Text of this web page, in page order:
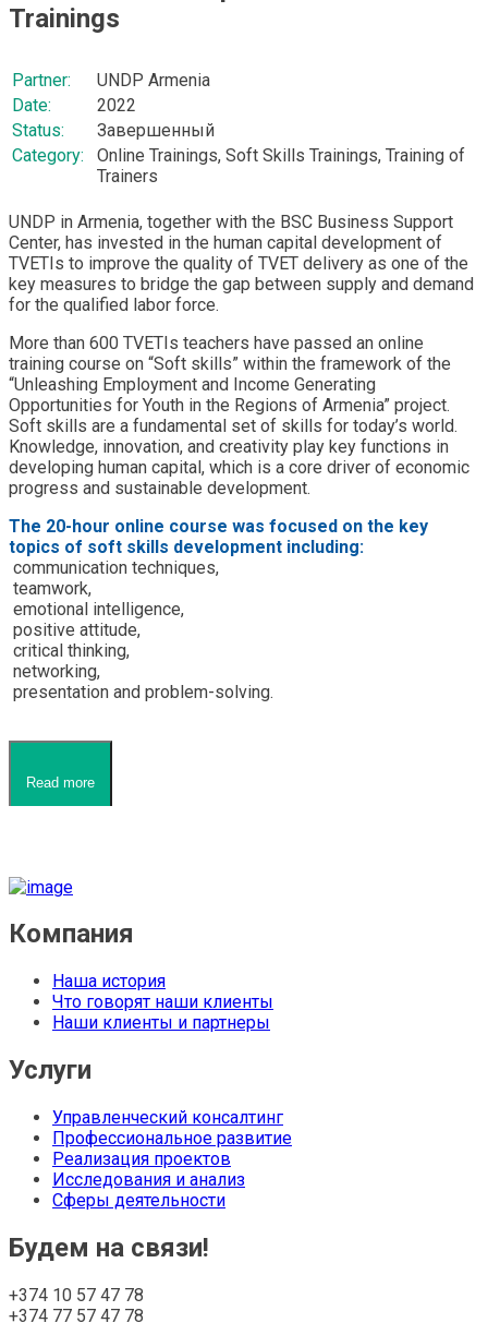
Trainings
Partner:
UNDP Armenia
Date:
2022
Status:
Завершенный
Category:
Online Trainings, Soft Skills Trainings, Training of
Trainers
UNDP in Armenia, together with the BSC Business Support
Center, has invested in the human capital development of
TVETIs to improve the quality of TVET delivery as one of the
key measures to bridge the gap between supply and demand
for the qualified labor force.
More than 600 TVETIs teachers have passed an online
training course on “Soft skills” within the framework of the
“Unleashing Employment and Income Generating
Opportunities for Youth in the Regions of Armenia” project.
Soft skills are a fundamental set of skills for today’s world.
Knowledge, innovation, and creativity play key functions in
developing human capital, which is a core driver of economic
progress and sustainable development.
The 20-hour online course was focused on the key
topics of soft skills development including:
communication techniques,
teamwork,
emotional intelligence,
positive attitude,
critical thinking,
networking,
presentation and problem-solving.
Read more
Компания
Наша история
Что говорят наши клиенты
Наши клиенты и партнеры
Услуги
Управленческий консалтинг
Профессиональное развитие
Реализация проектов
Исследования и анализ
Сферы деятельности
Будем на связи!
+374 10 57 47 78
+374 77 57 47 78